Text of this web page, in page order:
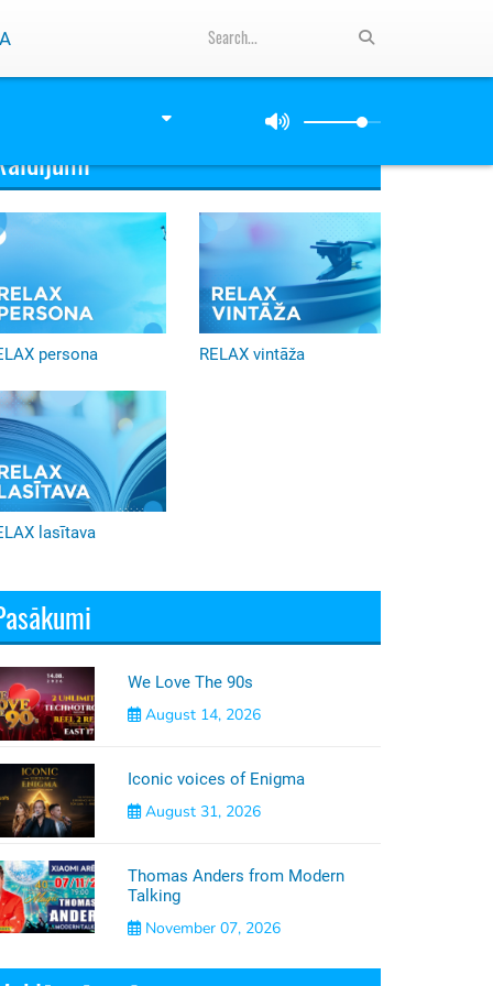
persona
lasītava
RELAX vintāža
We Love The 90s
August 14, 2026
Iconic voices of Enigma
August 31, 2026
Thomas Anders from Modern
Talking
November 07, 2026